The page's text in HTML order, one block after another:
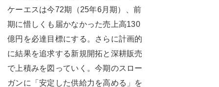
ケーエスは今72期（25年6月期）、前
期に惜しくも届かなかった売上高130
億円を必達目標にする。さらに計画的
に結果を追求する新規開拓と深耕販売
で上積みを図っていく。今期のスロー
ガンに「安定した供給力を高める」を